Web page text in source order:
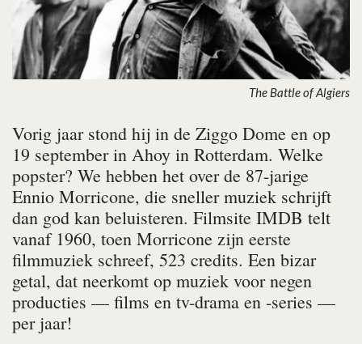
The Battle of Algiers
Vorig jaar stond hij in de Ziggo Dome en op
19 september in Ahoy in Rotterdam. Welke
popster? We hebben het over de 87-jarige
Ennio Morricone, die sneller muziek schrijft
dan god kan beluisteren. Filmsite IMDB telt
vanaf 1960, toen Morricone zijn eerste
filmmuziek schreef, 523 credits. Een bizar
getal, dat neerkomt op muziek voor negen
producties — films en tv-drama en -series —
per jaar!